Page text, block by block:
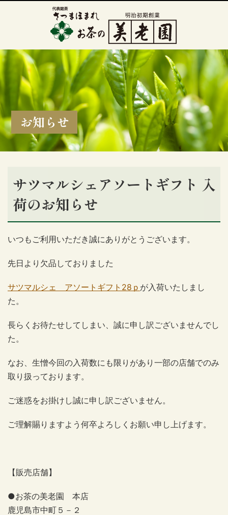
お知らせ
サツマルシェアソートギフト 入
荷のお知らせ
いつもご利用いただき誠にありがとうございます。
先日より欠品しておりました
サツマルシェ アソートギフト28ｐ が入荷いたしまし
た。
長らくお待たせしてしまい、誠に申し訳ございませんでし
た。
なお、生憎今回の入荷数にも限りがあり一部の店舗でのみ
取り扱っております。
ご迷惑をお掛けし誠に申し訳ございません。
ご理解賜りますよう何卒よろしくお願い申し上げます。
【販売店舗】
●お茶の美老園 本店
鹿児島市中町５－２